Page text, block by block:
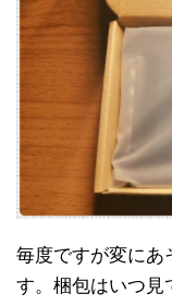
毎度ですが変にあ
す。梱包はいつ見